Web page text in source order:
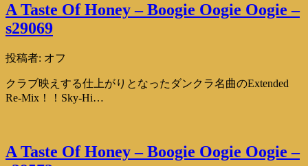
A Taste Of Honey – Boogie Oogie Oogie –
s29069
投稿者: オフ
クラブ映えする仕上がりとなったダンクラ名曲のExtended
Re-Mix！！Sky-Hi…
A Taste Of Honey – Boogie Oogie Oogie –